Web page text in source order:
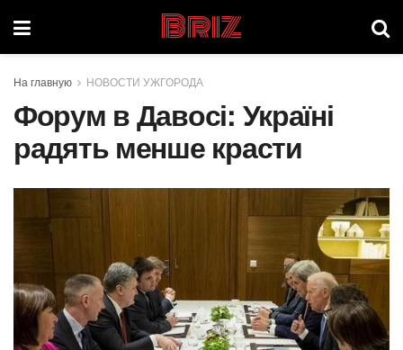
Briz
На главную НОВОСТИ УЖГОРОДА
Форум в Давосі: Україні
радять менше красти